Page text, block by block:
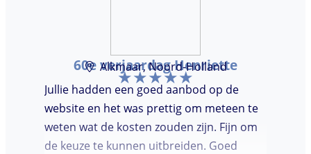
60e verjaardag Henriette
Alkmaar, Noord-Holland
Jullie hadden een goed aanbod op de
website en het was prettig om meteen te
weten wat de kosten zouden zijn. Fijn om
de keuze te kunnen uitbreiden. Goed